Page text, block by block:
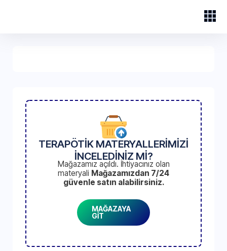
TERAPÖTİK MATERYALLERİMİZİ
İNCELEDİNİZ Mİ?
Mağazamız açıldı. İhtiyacınız olan
materyali Mağazamızdan 7/24
güvenle satın alabilirsiniz.
MAĞAZAYA
GİT